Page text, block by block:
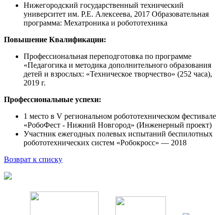
Нижегородский государственный технический
университет им. Р.Е. Алексеева, 2017 Образовательная
программа: Мехатроника и робототехника
Повышение Квалификации:
Профессиональная переподготовка по программе
«Педагогика и методика дополнительного образования
детей и взрослых: «Техническое творчество» (252 часа),
2019 г.
Профессиональные успехи:
1 место в V региональном робототехническом фестивале
«РобоФест - Нижний Новгород» (Инженерный проект)
Участник ежегодных полевых испытаний беспилотных
робототехнических систем «Робокросс» — 2018
Возврат к списку